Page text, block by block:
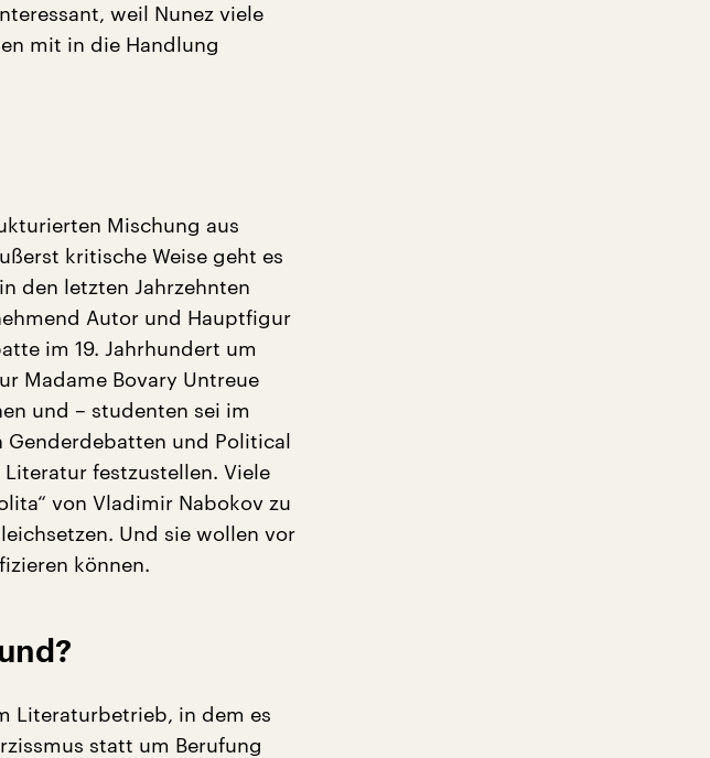
weil Nunez viele
mit in die Handlung
Mischung aus
kritische Weise geht es
den letzten Jahrzehnten
Autor und Hauptfigur
im 19. Jahrhundert um
Madame Bovary Untreue
und – studenten sei im
Genderdebatten und Political
festzustellen. Viele
von Vladimir Nabokov zu
Und sie wollen vor
können.
Literaturbetrieb, in dem es
statt um Berufung